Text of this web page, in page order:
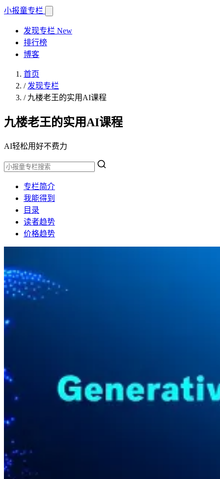
小报童专栏
发现专栏 New
排行榜
博客
首页
/ 发现专栏
/ 九楼老王的实用AI课程
九楼老王的实用AI课程
AI轻松用好不费力
专栏简介
我能得到
目录
读者趋势
价格趋势